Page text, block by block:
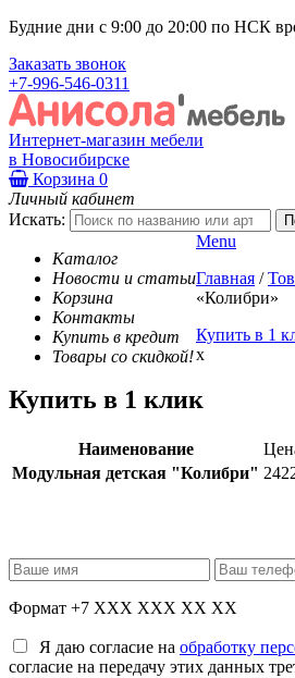
Будние дни с 9:00 до 20:00 по НСК
Заказать звонок
+7-996-546-0311
Интернет-магазин мебели
в Новосибирске
Корзина 0
Личный кабинет
Искать:
Каталог
Новости и статьи
Корзина
Контакты
Купить в кредит
Товары со скидкой!
Menu
Главная /
«Колибри»
Купить в 1
x
Купить в 1 клик
Наименование
Модульная детская "Колибри"
Формат +7 XXX XXX XX XX
Я даю согласие на обработку
согласие на передачу этих данных